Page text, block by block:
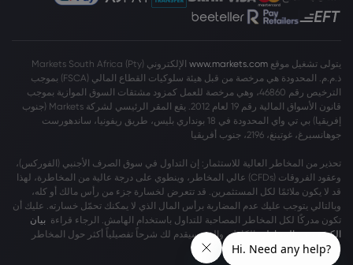
يتولى تشغيل موقع www.markets.com
الإلكتروني Markets South Africa (Pty)
ذ.م.م. المحدودة هي مرخصة من قبل هيئة سلوكيات القطاع المالي (FSCA) بموجب
الترخيص رقم 46860، وهي مرخصة للعمل كمزود مشتقات السوق الموازية بموجب
قانون الأسواق المالية رقم 19 لعام 2012. يقع المقر الرئيسي لشركة Markets (جنوب
إفريقيا) بي تي واي المحدودة في 18 بونداري بليس، طريق ريفونيا، ساندهورست
جوهانسبرغ، غوتينغ، 2196، جنوب أفريقيا
تحذير من المخاطر العالية للاستثمار: إن التداول في سوق الصرف الأجنبي (الفوركس)،
وعقود الفروقات (CFDs) عالي المخاطر، وينطوي على درجة عالية من المخاطرة، لهذا
قد لا يكون ملائمًا لكل المستثمرين. قد تتعرض لخسارة جزء من رأس مالك أو كله،
وبالتالي يتوجب عليك عدم المضاربة برأس المال الذي لا يمكنك تحمّل خسارته. عليك أن
تكون مدركًا لكل المخاطر المصاحبة للتداول باستخدام الهامش. الرجاء قراءة بيان
الكشف عن المخاطربالكامل، والذي سيقدم لك شرحاً تفصيلياً أكثر حول المخاطر
المشمولة.